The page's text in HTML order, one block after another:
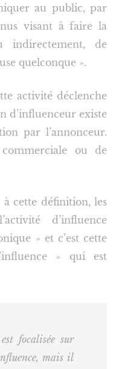
au public, par
visant à faire la
indirectement, de
quelconque ».
activité déclenche
d’influenceur existe
par l’annonceur.
ou de
à cette définition, les
d’influence
» et c’est cette
» qui est
focalisée sur
mais il